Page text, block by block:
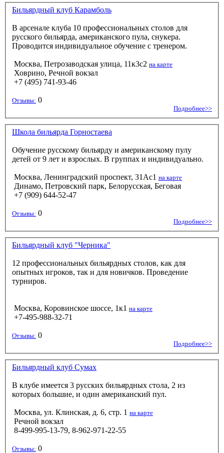
Бильярдный клуб Карамболь
В арсенале клуба 10 профессиональных столов для
русского бильярда, американского пула, снукера.
Проводится индивидуальное обучение с тренером.
Москва, Петрозаводская улица, 11к3с2 на карте
Ховрино, Речной вокзал
+7 (495) 741-93-46
Отзывы: 0
Подробнее>>
Школа бильярда Горностаева
Обучение русскому бильярду и американскому пулу
детей от 9 лет и взрослых. В группах и индивидуально.
Москва, Ленинградский проспект, 31Ас1 на карте
Динамо, Петровский парк, Белорусская, Беговая
+7 (909) 644-52-47
Отзывы: 0
Подробнее>>
Бильярдный клуб "Черника"
12 профессиональных бильярдных столов, как для
опытных игроков, так и для новичков. Проведение
турниров.
Москва, Коровинское шоссе, 1к1 на карте
+7-495-988-32-71
Отзывы: 0
Подробнее>>
Бильярдный клуб Сумах
В клубе имеется 3 русских бильярдных стола, 2 из
которых большие, и один американский пул.
Москва, ул. Клинская, д. 6, стр. 1 на карте
Речной вокзал
8-499-995-13-79, 8-962-971-22-55
Отзывы: 0